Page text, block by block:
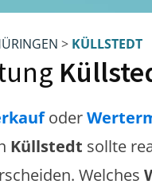
> KÜLLSTEDT
oder
Küllstedt sollte
Welches